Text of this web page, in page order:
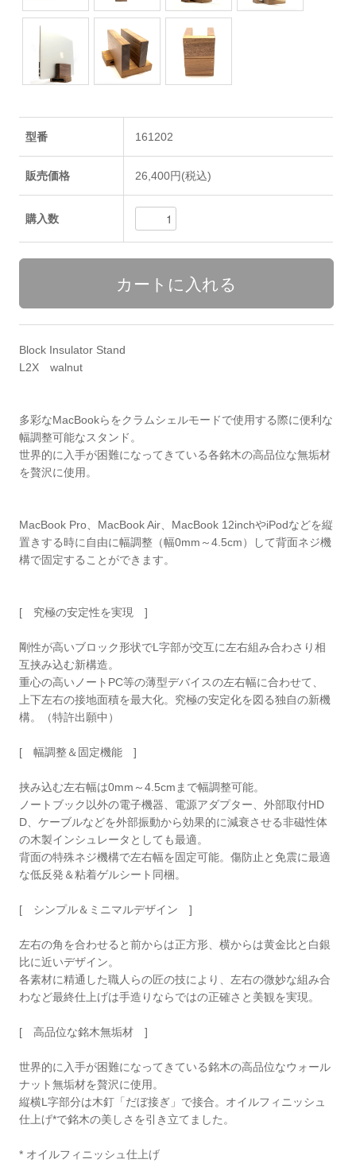
型番 161202
販売価格 26,400円(税込)
購入数
Block Insulator Stand
L2X walnut
多彩なMacBookらをクラムシェルモードで使用する際に便利な
幅調整可能なスタンド。
世界的に入手が困難になってきている各銘木の高品位な無垢材
を贅沢に使用。
MacBook Pro、MacBook Air、MacBook 12inchやiPodなどを縦
置きする時に自由に幅調整（幅0mm～4.5cm）して背面ネジ機
構で固定することができます。
[ 究極の安定性を実現 ]
剛性が高いブロック形状でL字部が交互に左右組み合わさり相
互挟み込む新構造。
重心の高いノートPC等の薄型デバイスの左右幅に合わせて、
上下左右の接地面積を最大化。究極の安定化を図る独自の新機
構。（特許出願中）
[ 幅調整＆固定機能 ]
挟み込む左右幅は0mm～4.5cmまで幅調整可能。
ノートブック以外の電子機器、電源アダプター、外部取付HD
D、ケーブルなどを外部振動から効果的に減衰させる非磁性体
の木製インシュレータとしても最適。
背面の特殊ネジ機構で左右幅を固定可能。傷防止と免震に最適
な低反発＆粘着ゲルシート同梱。
[ シンプル＆ミニマルデザイン ]
左右の角を合わせると前からは正方形、横からは黄金比と白銀
比に近いデザイン。
各素材に精通した職人らの匠の技により、左右の微妙な組み合
わなど最終仕上げは手造りならではの正確さと美観を実現。
[ 高品位な銘木無垢材 ]
世界的に入手が困難になってきている銘木の高品位なウォール
ナット無垢材を贅沢に使用。
縦横L字部分は木釘「だぼ接ぎ」で接合。オイルフィニッシュ
仕上げ*で銘木の美しさを引き立てました。
* オイルフィニッシュ仕上げ